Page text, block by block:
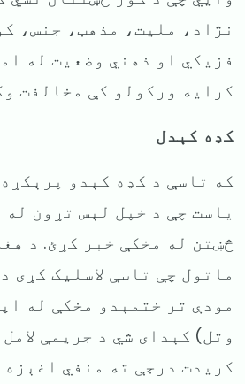
نژاد، ملیت، مذهب، جنس،
فزیکي او ذهني وضعیت له
کرایه ورکولو کې مخالفت
کډه کېدل
که تاسې د کډه کېدو
یاست چې د خپل لېس تړون له
څښتن له مخکې خبر کړئ. د
ماتول چې تاسې لاسلیک کړی
مودې تر ختمېدو مخکې له
وتل) کېدای شي د جریمې
کریدت درجې ته منفي